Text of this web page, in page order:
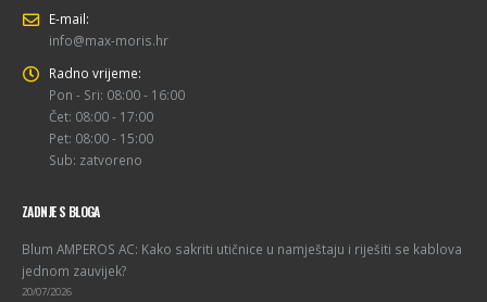
E-mail:
info@max-moris.hr
Radno vrijeme:
Pon - Sri: 08:00 - 16:00
Čet: 08:00 - 17:00
Pet: 08:00 - 15:00
Sub: zatvoreno
ZADNJE S BLOGA
Blum AMPEROS AC: Kako sakriti utičnice u namještaju i riješiti se kablova
jednom zauvijek?
20/07/2026